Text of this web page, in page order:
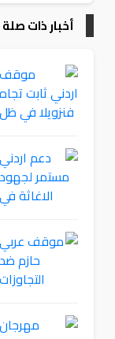
أخبار ذات صلة